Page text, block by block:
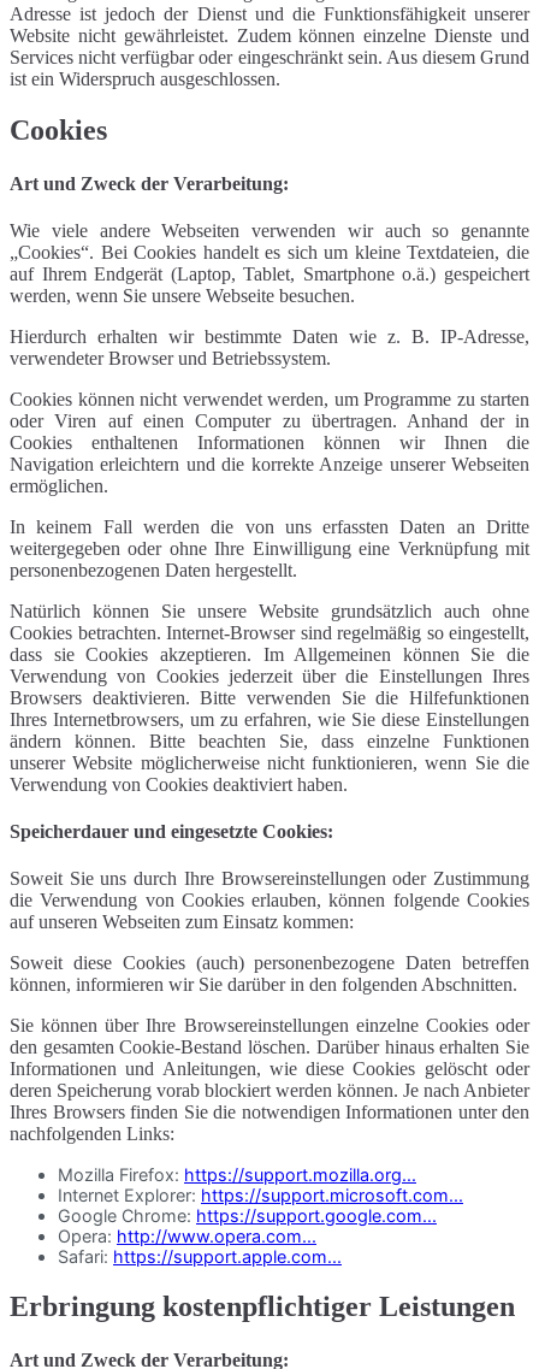
Adresse ist jedoch der Dienst und die Funktionsfähigkeit unserer
Website nicht gewährleistet. Zudem können einzelne Dienste und
Services nicht verfügbar oder eingeschränkt sein. Aus diesem Grund
ist ein Widerspruch ausgeschlossen.
Cookies
Art und Zweck der Verarbeitung:
Wie viele andere Webseiten verwenden wir auch so genannte
„Cookies“. Bei Cookies handelt es sich um kleine Textdateien, die
auf Ihrem Endgerät (Laptop, Tablet, Smartphone o.ä.) gespeichert
werden, wenn Sie unsere Webseite besuchen.
Hierdurch erhalten wir bestimmte Daten wie z. B. IP-Adresse,
verwendeter Browser und Betriebssystem.
Cookies können nicht verwendet werden, um Programme zu starten
oder Viren auf einen Computer zu übertragen. Anhand der in
Cookies enthaltenen Informationen können wir Ihnen die
Navigation erleichtern und die korrekte Anzeige unserer Webseiten
ermöglichen.
In keinem Fall werden die von uns erfassten Daten an Dritte
weitergegeben oder ohne Ihre Einwilligung eine Verknüpfung mit
personenbezogenen Daten hergestellt.
Natürlich können Sie unsere Website grundsätzlich auch ohne
Cookies betrachten. Internet-Browser sind regelmäßig so eingestellt,
dass sie Cookies akzeptieren. Im Allgemeinen können Sie die
Verwendung von Cookies jederzeit über die Einstellungen Ihres
Browsers deaktivieren. Bitte verwenden Sie die Hilfefunktionen
Ihres Internetbrowsers, um zu erfahren, wie Sie diese Einstellungen
ändern können. Bitte beachten Sie, dass einzelne Funktionen
unserer Website möglicherweise nicht funktionieren, wenn Sie die
Verwendung von Cookies deaktiviert haben.
Speicherdauer und eingesetzte Cookies:
Soweit Sie uns durch Ihre Browsereinstellungen oder Zustimmung
die Verwendung von Cookies erlauben, können folgende Cookies
auf unseren Webseiten zum Einsatz kommen:
Soweit diese Cookies (auch) personenbezogene Daten betreffen
können, informieren wir Sie darüber in den folgenden Abschnitten.
Sie können über Ihre Browsereinstellungen einzelne Cookies oder
den gesamten Cookie-Bestand löschen. Darüber hinaus erhalten Sie
Informationen und Anleitungen, wie diese Cookies gelöscht oder
deren Speicherung vorab blockiert werden können. Je nach Anbieter
Ihres Browsers finden Sie die notwendigen Informationen unter den
nachfolgenden Links:
Mozilla Firefox: https://support.mozilla.org...
Internet Explorer: https://support.microsoft.com...
Google Chrome: https://support.google.com...
Opera: http://www.opera.com...
Safari: https://support.apple.com...
Erbringung kostenpflichtiger Leistungen
Art und Zweck der Verarbeitung: